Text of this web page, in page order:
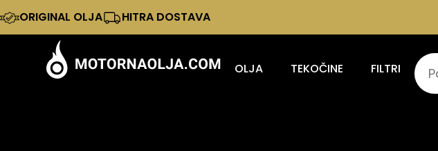
ORIGINAL OLJA HITRA DOSTAVA
OLJA TEKOČINE FILTRI